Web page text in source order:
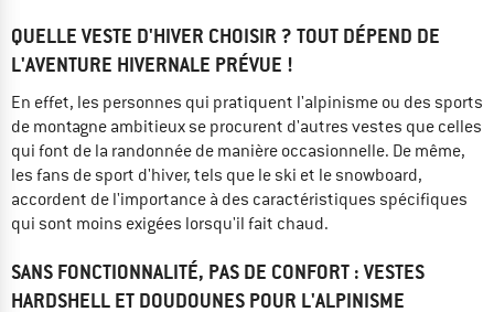
QUELLE VESTE D'HIVER CHOISIR ? TOUT DÉPEND DE
L'AVENTURE HIVERNALE PRÉVUE !
En effet, les personnes qui pratiquent l'alpinisme ou des sports
de montagne ambitieux se procurent d'autres vestes que celles
qui font de la randonnée de manière occasionnelle. De même,
les fans de sport d'hiver, tels que le ski et le snowboard,
accordent de l'importance à des caractéristiques spécifiques
qui sont moins exigées lorsqu'il fait chaud.
SANS FONCTIONNALITÉ, PAS DE CONFORT : VESTES
HARDSHELL ET DOUDOUNES POUR L'ALPINISME